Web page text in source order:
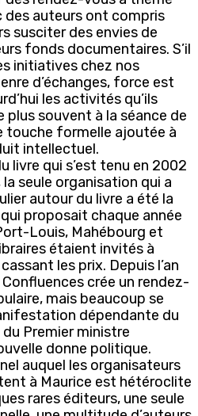
des auteurs ont compris
susciter des envies de
fonds documentaires. S’il
initiatives chez nos
d’échanges, force est
les activités qu’ils
souvent à la séance de
formelle ajoutée à
intellectuel.
livre qui s’est tenu en 2002
la seule organisation qui a
autour du livre a été la
proposait chaque année
Louis, Mahébourg et
étaient invités à
les prix. Depuis l’an
crée un rendez-
mais beaucoup se
dépendante du
Premier ministre
donne politique.
auquel les organisateurs
à Maurice est hétéroclite
rares éditeurs, une seule